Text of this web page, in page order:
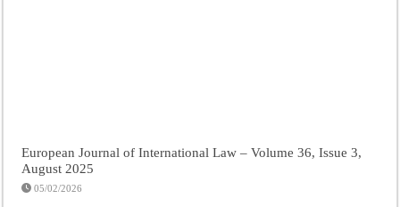
European Journal of International Law – Volume 36, Issue 3,
August 2025
05/02/2026